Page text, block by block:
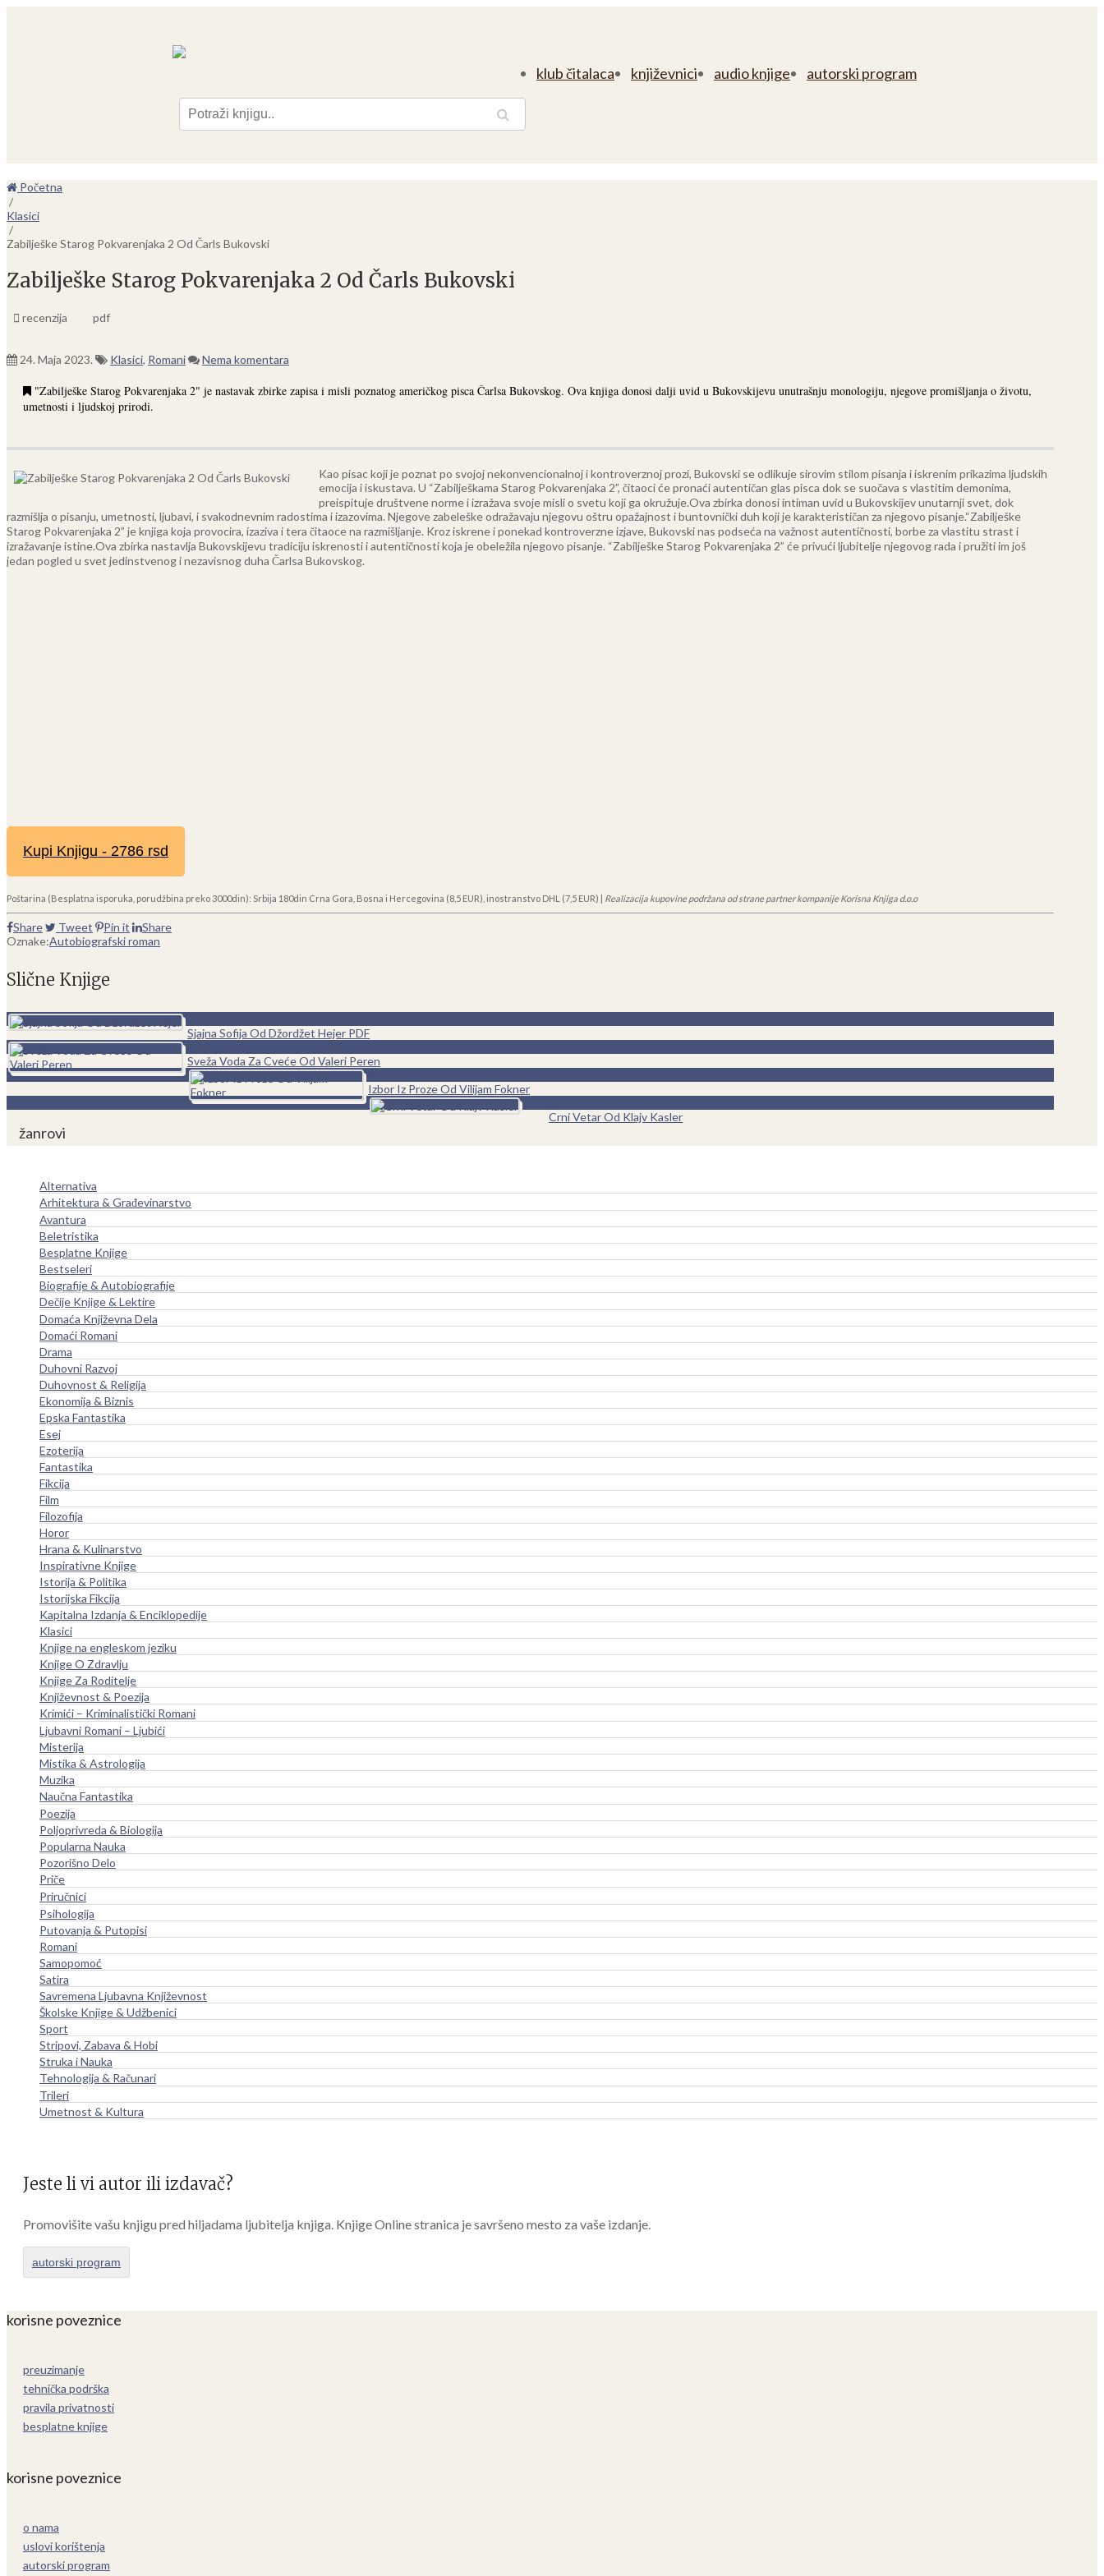
klub čitalaca književnici audio knjige autorski program
Početna
/
Klasici
/
Zabilješke Starog Pokvarenjaka 2 Od Čarls Bukovski
Zabilješke Starog Pokvarenjaka 2 Od Čarls Bukovski
recenzija pdf
24. Maja 2023. Klasici, Romani Nema komentara
"Zabilješke Starog Pokvarenjaka 2" je nastavak zbirke zapisa i misli poznatog američkog pisca Čarlsa Bukovskog. Ova knjiga donosi dalji uvid u Bukovskijevu unutrašnju monologiju, njegove promišljanja o životu,
umetnosti i ljudskoj prirodi.
Kao pisac koji je poznat po svojoj nekonvencionalnoj i kontroverznoj prozi, Bukovski se odlikuje sirovim stilom pisanja i iskrenim prikazima ljudskih
emocija i iskustava. U “Zabilješkama Starog Pokvarenjaka 2”, čitaoci će pronaći autentičan glas pisca dok se suočava s vlastitim demonima,
preispituje društvene norme i izražava svoje misli o svetu koji ga okružuje.Ova zbirka donosi intiman uvid u Bukovskijev unutarnji svet, dok
razmišlja o pisanju, umetnosti, ljubavi, i svakodnevnim radostima i izazovima. Njegove zabeleške odražavaju njegovu oštru opažajnost i buntovnički duh koji je karakterističan za njegovo pisanje.“Zabilješke
Starog Pokvarenjaka 2” je knjiga koja provocira, izaziva i tera čitaoce na razmišljanje. Kroz iskrene i ponekad kontroverzne izjave, Bukovski nas podseća na važnost autentičnosti, borbe za vlastitu strast i
izražavanje istine.Ova zbirka nastavlja Bukovskijevu tradiciju iskrenosti i autentičnosti koja je obeležila njegovo pisanje. “Zabilješke Starog Pokvarenjaka 2” će privući ljubitelje njegovog rada i pružiti im još
jedan pogled u svet jedinstvenog i nezavisnog duha Čarlsa Bukovskog.
Kupi Knjigu - 2786 rsd
Poštarina (Besplatna isporuka, porudžbina preko 3000din): Srbija 180din Crna Gora, Bosna i Hercegovina (8,5 EUR), inostranstvo DHL (7,5 EUR) | Realizacija kupovine podržana od strane partner kompanije Korisna Knjiga d.o.o
Share Tweet Pin it
Share
Oznake:Autobiografski roman
Slične Knjige
Sjajna Sofija Od Džordžet Hejer PDF
Sveža Voda Za Cveće Od Valeri Peren
Izbor Iz Proze Od Vilijam Fokner
Crni Vetar Od Klajv Kasler
žanrovi
Alternativa
Arhitektura & Građevinarstvo
Avantura
Beletristika
Besplatne Knjige
Bestseleri
Biografije & Autobiografije
Dečije Knjige & Lektire
Domaća Književna Dela
Domaći Romani
Drama
Duhovni Razvoj
Duhovnost & Religija
Ekonomija & Biznis
Epska Fantastika
Esej
Ezoterija
Fantastika
Fikcija
Film
Filozofija
Horor
Hrana & Kulinarstvo
Inspirativne Knjige
Istorija & Politika
Istorijska Fikcija
Kapitalna Izdanja & Enciklopedije
Klasici
Knjige na engleskom jeziku
Knjige O Zdravlju
Knjige Za Roditelje
Književnost & Poezija
Krimići – Kriminalistički Romani
Ljubavni Romani – Ljubići
Misterija
Mistika & Astrologija
Muzika
Naučna Fantastika
Poezija
Poljoprivreda & Biologija
Popularna Nauka
Pozorišno Delo
Priče
Priručnici
Psihologija
Putovanja & Putopisi
Romani
Samopomoć
Satira
Savremena Ljubavna Književnost
Školske Knjige & Udžbenici
Sport
Stripovi, Zabava & Hobi
Struka i Nauka
Tehnologija & Računari
Trileri
Umetnost & Kultura
Jeste li vi autor ili izdavač?
Promovišite vašu knjigu pred hiljadama ljubitelja knjiga. Knjige Online stranica je savršeno mesto za vaše izdanje.
autorski program
korisne poveznice
preuzimanje
tehnička podrška
pravila privatnosti
besplatne knjige
korisne poveznice
o nama
uslovi korištenja
autorski program